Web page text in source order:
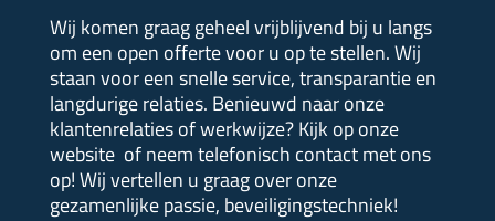
Wij komen graag geheel vrijblijvend bij u langs
om een open offerte voor u op te stellen.Wij
staan voor een snelle service, transparantie en
langdurige relaties. Benieuwd naar onze
klantenrelaties of werkwijze?Kijk op onze
website of neem telefonisch contact met ons
op! Wij vertellen u graag over onze
gezamenlijke passie, beveiligingstechniek!